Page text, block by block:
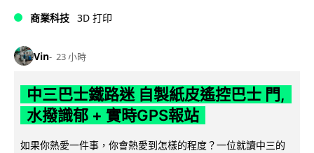
商業科技 3D 打印
Vin 23 小時
中三巴士鐵路迷 自製紙皮遙控巴士 門,
水撥識郁 + 實時GPS報站
如果你熱愛一件事，你會熱愛到怎樣的程度？一位就讀中三的